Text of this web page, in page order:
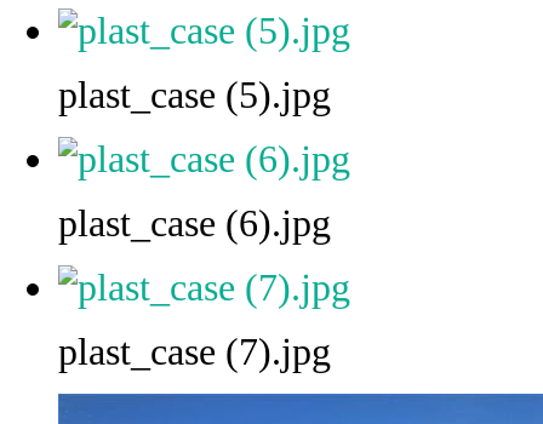
plast_case (5).jpg
plast_case (6).jpg
plast_case (7).jpg